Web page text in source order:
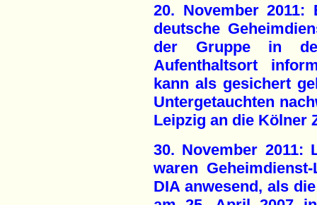
20. November
deutsche
der Gruppe in
Aufenthaltsort
kann als gesichert
Untergetauchten
Leipzig an die Kölner
30. November 2011:
waren
DIA anwesend, als